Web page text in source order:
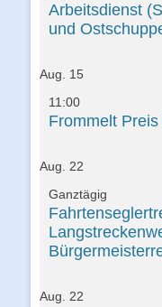
Arbeitsdienst
und
Aug. 15
11:00
Frommelt
Aug. 22
Ganztägig
Aug. 22